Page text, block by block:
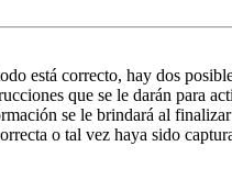
está correcto, hay dos
que se le darán para
se le brindará al
o tal vez haya sido